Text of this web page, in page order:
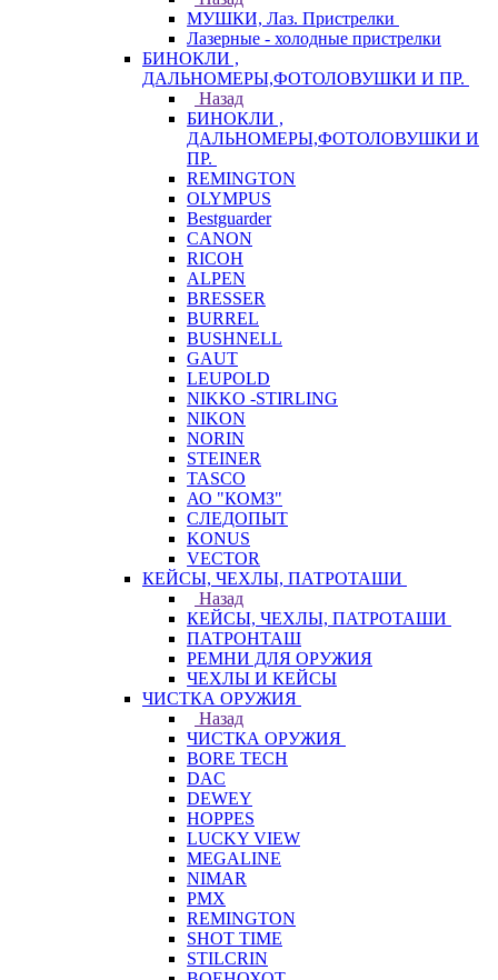
МУШКИ, Лаз. Пристрелки
Лазерные - холодные пристрелки
БИНОКЛИ ,
ДАЛЬНОМЕРЫ,ФОТОЛОВУШКИ И ПР.
Назад
БИНОКЛИ ,
ДАЛЬНОМЕРЫ,ФОТОЛОВУШКИ И
ПР.
REMINGTON
OLYMPUS
Bestguarder
CANON
RICOH
ALPEN
BRESSER
BURREL
BUSHNELL
GAUT
LEUPOLD
NIKKO -STIRLING
NIKON
NORIN
STEINER
TASCO
АО "КОМЗ"
СЛЕДОПЫТ
KONUS
VECTOR
КЕЙСЫ, ЧЕХЛЫ, ПАТРОТАШИ
Назад
КЕЙСЫ, ЧЕХЛЫ, ПАТРОТАШИ
ПАТРОНТАШ
РЕМНИ ДЛЯ ОРУЖИЯ
ЧЕХЛЫ И КЕЙСЫ
ЧИСТКА ОРУЖИЯ
Назад
ЧИСТКА ОРУЖИЯ
BORE TECH
DAC
DEWEY
HOPPES
LUCKY VIEW
MEGALINE
NIMAR
PMX
REMINGTON
SHOT TIME
STILCRIN